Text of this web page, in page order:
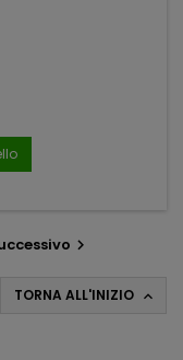

TORNA ALL'INIZIO 